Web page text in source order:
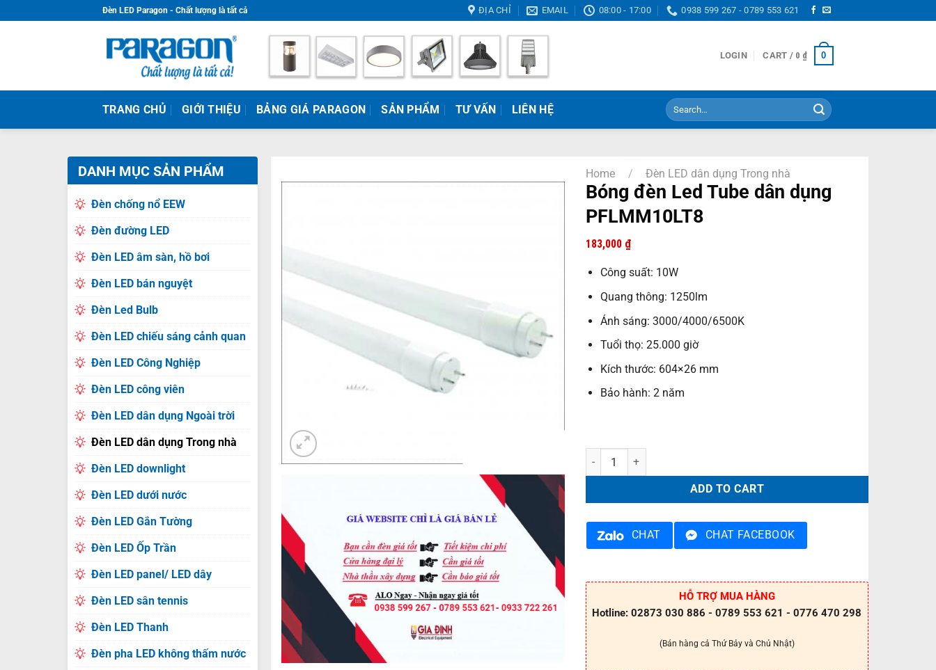
to
Đèn LED Paragon - Chất lượng là tất cả ĐỊA CHỈ EMAIL 08:00 - 17:00 0938 599 267 - 0789 553 621
LOGIN CART / 0 ₫ 0
TRANG CHỦ GIỚI THIỆU BẢNG GIÁ PARAGON SẢN PHẨM TƯ VẤN LIÊN HỆ
Search
for:
DANH MỤC SẢN PHẨM
Đèn chống nổ EEW
Đèn đường LED
Đèn LED âm sàn, hồ bơi
Đèn LED bán nguyệt
Đèn Led Bulb
Đèn LED chiếu sáng cảnh quan
Đèn LED Công Nghiệp
Đèn LED công viên
Đèn LED dân dụng Ngoài trời
Đèn LED dân dụng Trong nhà
Đèn LED downlight
Đèn LED dưới nước
Đèn LED Gắn Tường
Đèn LED Ốp Trần
Đèn LED panel/ LED dây
Đèn LED sân tennis
Đèn LED Thanh
Đèn pha LED không thấm nước
Home / Đèn LED dân dụng Trong nhà
Bóng đèn Led Tube dân dụng
PFLMM10LT8
183,000 ₫
Công suất: 10W
Quang thông: 1250lm
Ánh sáng: 3000/4000/6500K
Tuổi thọ: 25.000 giờ
Kích thước: 604×26 mm
Bảo hành: 2 năm
Bóng đèn Led Tube dân dụng PFLMM10LT8 quantity
ADD TO CART
CHAT CHAT FACEBOOK
HỖ TRỢ MUA HÀNG
Hotline: 02873 030 886 - 0789 553 621 - 0776 470 298
(Bán hàng cả Thứ Bảy và Chủ Nhật)